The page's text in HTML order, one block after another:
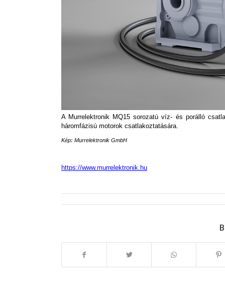
A Murrelektronik MQ15 sorozatú víz- és porálló
háromfázisú motorok csatlakoztatására.
Kép: Murrelektronik GmbH
https://www.murrelektronik.hu